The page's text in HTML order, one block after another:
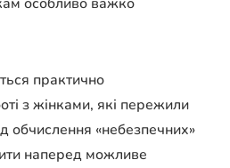
практично
з жінками, які пережили
обчислення «небезпечних»
наперед можливе